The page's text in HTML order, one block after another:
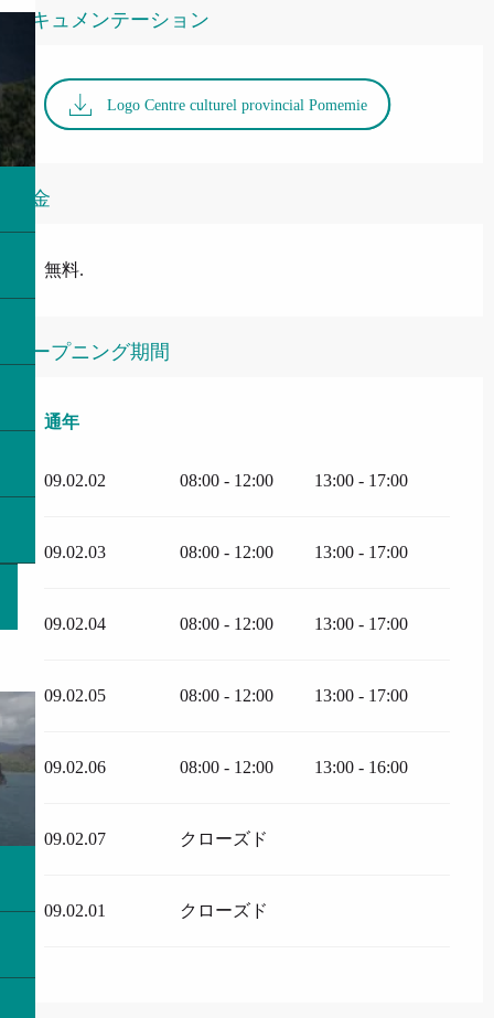
ドキュメンテーション
Logo Centre culturel provincial Pomemie
料金
無料.
オープニング期間
通年
通年
09.02.02 08:00 - 12:00 13:00 - 17:00
09.02.03 08:00 - 12:00 13:00 - 17:00
09.02.04 08:00 - 12:00 13:00 - 17:00
09.02.05 08:00 - 12:00 13:00 - 17:00
09.02.06 08:00 - 12:00 13:00 - 16:00
09.02.07 クローズド
09.02.01 クローズド